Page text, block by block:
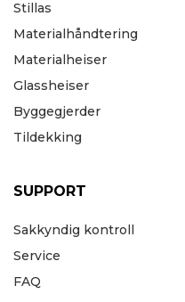
Stillas
Materialhåndtering
Materialheiser
Glassheiser
Byggegjerder
Tildekking
SUPPORT
Sakkyndig kontroll
Service
FAQ